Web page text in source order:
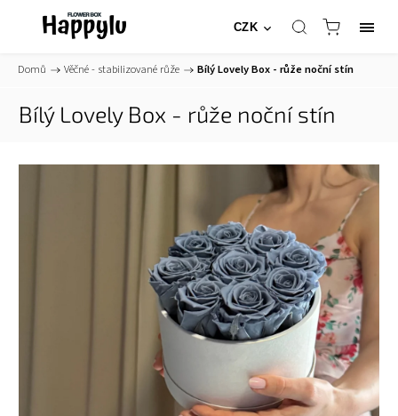
CZK
Domů / Věčné - stabilizované růže / Bílý Lovely Box - růže noční stín
Bílý Lovely Box - růže noční stín